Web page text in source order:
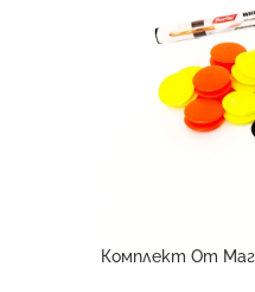
Комплект От